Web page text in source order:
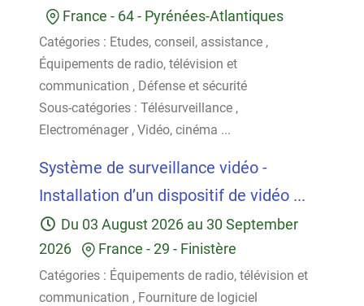
France - 64 - Pyrénées-Atlantiques
Catégories : Etudes, conseil, assistance ,
Équipements de radio, télévision et
communication , Défense et sécurité
Sous-catégories : Télésurveillance ,
Electroménager , Vidéo, cinéma ...
Système de surveillance vidéo -
Installation d’un dispositif de vidéo ...
Du 03 August 2026 au 30 September
2026
France -29 - Finistère
Catégories : Équipements de radio, télévision et
communication , Fourniture de logiciel